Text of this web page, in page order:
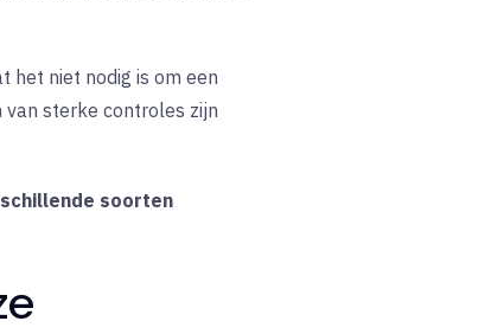
het niet nodig is om een
van sterke controles zijn
soorten